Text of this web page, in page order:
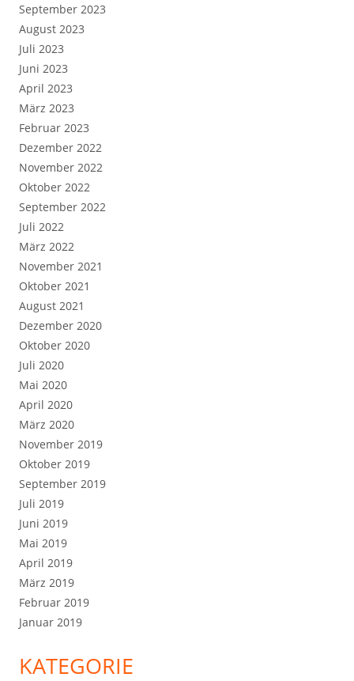
September 2023
August 2023
Juli 2023
Juni 2023
April 2023
März 2023
Februar 2023
Dezember 2022
November 2022
Oktober 2022
September 2022
Juli 2022
März 2022
November 2021
Oktober 2021
August 2021
Dezember 2020
Oktober 2020
Juli 2020
Mai 2020
April 2020
März 2020
November 2019
Oktober 2019
September 2019
Juli 2019
Juni 2019
Mai 2019
April 2019
März 2019
Februar 2019
Januar 2019
KATEGORIE